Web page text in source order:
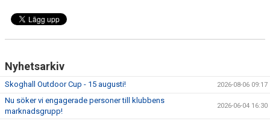
Nyhetsarkiv
Skoghall Outdoor Cup - 15 augusti! 2026-08-06 09:17
Nu söker vi engagerade personer till klubbens
marknadsgrupp!
2026-06-04 16:30